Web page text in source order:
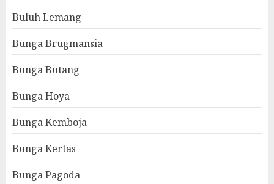
Buluh Lemang
Bunga Brugmansia
Bunga Butang
Bunga Hoya
Bunga Kemboja
Bunga Kertas
Bunga Pagoda